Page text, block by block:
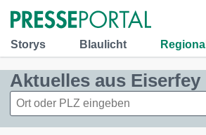
Storys Blaulicht Regional
Aktuelles aus Eiserfey